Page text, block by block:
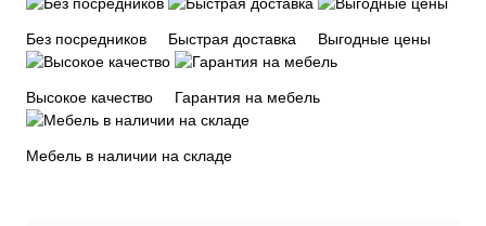
Без посредников Быстрая доставка Выгодные цены
Высокое качество Гарантия на мебель
Мебель в наличии на складе